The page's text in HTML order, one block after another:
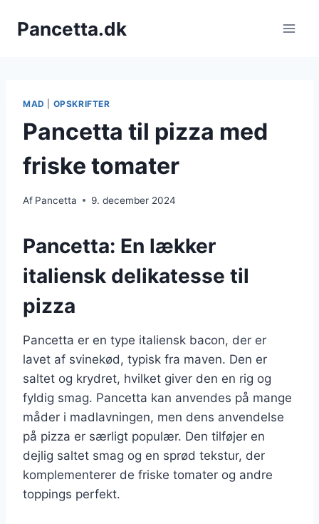
Pancetta.dk
MAD OPSKRIFTER
Pancetta til pizza med
friske tomater
Af Pancetta 9. december 2024
Pancetta: En lækker
italiensk delikatesse til
pizza
Pancetta er en type italiensk bacon, der er
lavet af svinekød, typisk fra maven. Den er
saltet og krydret, hvilket giver den en rig og
fyldig smag. Pancetta kan anvendes på mange
måder i madlavningen, men dens anvendelse
på pizza er særligt populær. Den tilføjer en
dejlig saltet smag og en sprød tekstur, der
komplementerer de friske tomater og andre
toppings perfekt.